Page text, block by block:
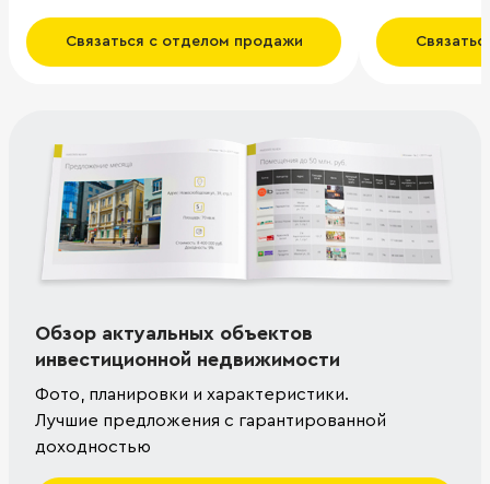
Связаться с отделом продажи
Обзор актуальных объектов
инвестиционной недвижимости
Фото, планировки и характеристики.
Лучшие предложения с гарантированной
доходностью